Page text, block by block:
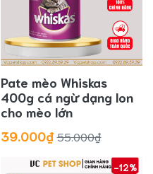
Pate mèo Whiskas
400g cá ngừ dạng lon
cho mèo lớn
39.000₫ 55.000₫
-12%